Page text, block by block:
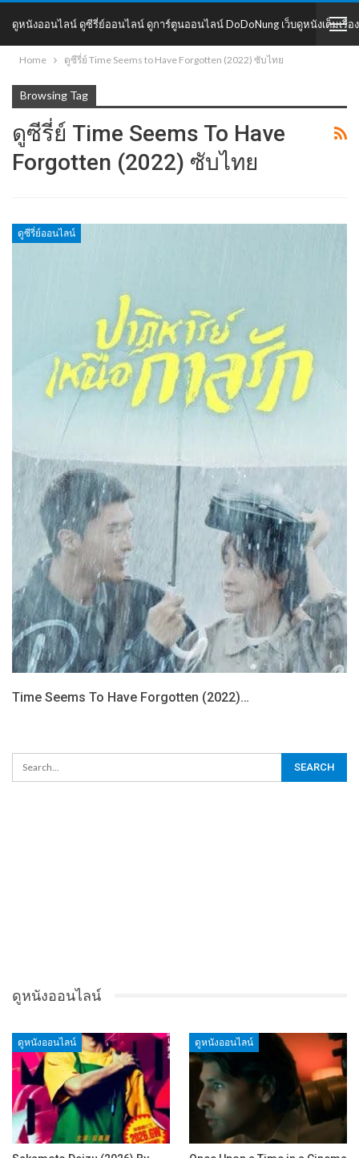
ดูหนังออนไลน์ ดูซีรี่ย์ออนไลน์ ดูการ์ตูนออนไลน์ DoDoNung เว็บดูหนังเต็มเรื่อง
DoDoNung
Home ดูซีรี่ย์ Time Seems to Have Forgotten (2022) ซับไทย
Browsing Tag
ดูซีรี่ย์ Time Seems To Have
Forgotten (2022) ซับไทย
ดูซีรี่ย์ออนไลน์
Time Seems To Have Forgotten (2022)…
ดูหนังออนไลน์
ดูหนังออนไลน์ ดูหนังออนไลน์